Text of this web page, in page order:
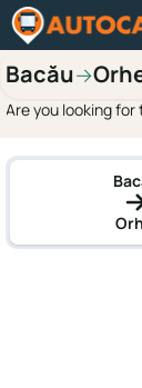
Bacău→
Are you looking